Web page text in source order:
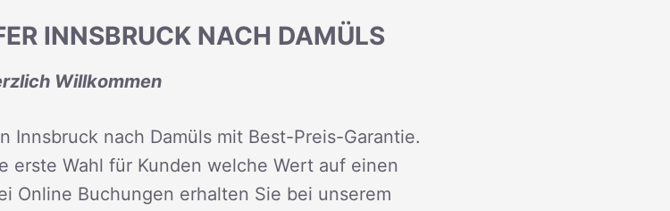
INNSBRUCK NACH DAMÜLS
Willkommen
Innsbruck nach Damüls mit Best-Preis-Garantie.
erste Wahl für Kunden welche Wert auf einen
Online Buchungen erhalten Sie bei unserem